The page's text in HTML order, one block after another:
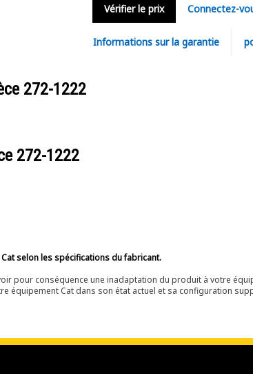
Vérifier le prix Connectez-
Informations sur la garantie
272-1222
272-1222
selon les spécifications du fabricant.
pour conséquence une inadaptation du produit à votre
équipement Cat dans son état actuel et sa configuration